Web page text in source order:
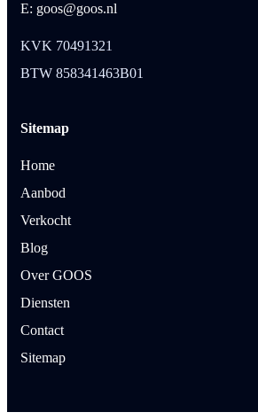
E: goos@goos.nl
KVK 70491321
BTW 858341463B01
Sitemap
Home
Aanbod
Verkocht
Blog
Over GOOS
Diensten
Contact
Sitemap